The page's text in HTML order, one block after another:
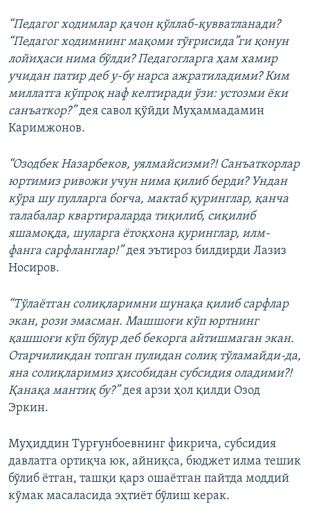
“Педагог ходимлар қачон қўллаб-қувватланади?
“Педагог ходимнинг мақоми тўғрисида”ги қонун
лойиҳаси нима бўлди? Педагогларга ҳам хамир
учидан патир деб у-бу нарса ажратиладими? Ким
миллатга кўпроқ наф келтиради ўзи: устозми ёки
санъаткор?”дея савол қўйди Муҳаммадамин
Каримжонов.
“Озодбек Назарбеков, уялмайсизми?! Санъаткорлар
юртимиз ривожи учун нима қилиб берди? Ундан
кўра шу пулларга боғча, мактаб қуринглар, қанча
талабалар квартираларда тиқилиб, сиқилиб
яшамоқда, шуларга ётоқхона қуринглар, илм-
фанга сарфланглар!”дея эътироз билдирди Лазиз
Носиров.
“Тўлаётган солиқларимни шунақа қилиб сарфлар
экан, рози эмасман. Машшоғи кўп юртнинг
қашшоғи кўп бўлур деб бекорга айтишмаган экан.
Отарчиликдан топган пулидан солиқ тўламайди-да,
яна солиқларимиз ҳисобидан субсидия оладими?!
Қанақа мантиқ бу?”дея арзи ҳол қилди Озод
Эркин.
Муҳиддин Турғунбоевнинг фикрича, субсидия
давлатга ортиқча юк, айниқса, бюджет илма тешик
бўлиб ётган, ташқи қарз ошаётган пайтда моддий
кўмак масаласида эҳтиёт бўлиш керак.